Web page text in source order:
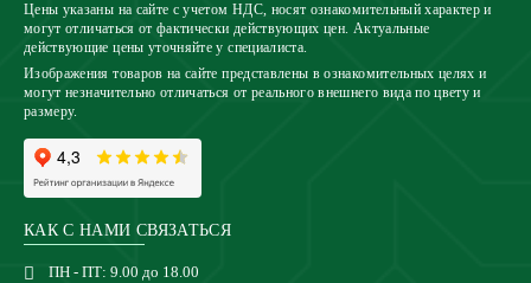
Цены указаны на сайте с учетом НДС, носят ознакомительный характер и
могут отличаться от фактически действующих цен. Актуальные
действующие цены уточняйте у специалиста.
Изображения товаров на сайте представлены в ознакомительных целях и
могут незначительно отличаться от реального внешнего вида по цвету и
размеру.
КАК С НАМИ СВЯЗАТЬСЯ
ПН - ПТ: 9.00 до 18.00